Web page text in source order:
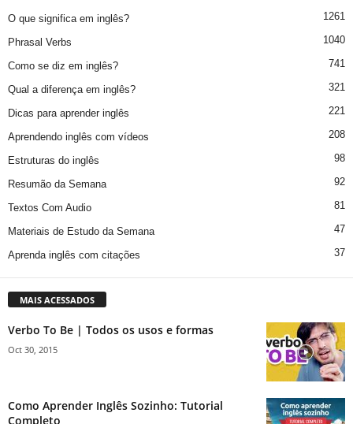
O que significa em inglês? 1261
Phrasal Verbs 1040
Como se diz em inglês? 741
Qual a diferença em inglês? 321
Dicas para aprender inglês 221
Aprendendo inglês com vídeos 208
Estruturas do inglês 98
Resumão da Semana 92
Textos Com Audio 81
Materiais de Estudo da Semana 47
Aprenda inglês com citações 37
MAIS ACESSADOS
Verbo To Be | Todos os usos e formas
Oct 30, 2015
Como Aprender Inglês Sozinho: Tutorial
Completo